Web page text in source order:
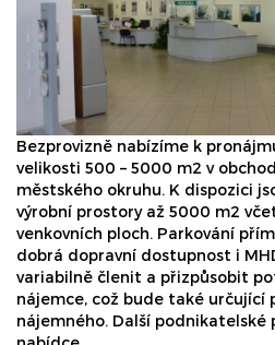
Bezprovizně nabízíme k
velikosti 500 – 5000 m2 v
městského okruhu. K dispozici
výrobní prostory až 5000 m2
venkovních ploch. Parkování
dobrá dopravní dostupnost i
variabilně členit a přizpůsobit
nájemce, což bude také určující
nájemného. Další podnikatelské